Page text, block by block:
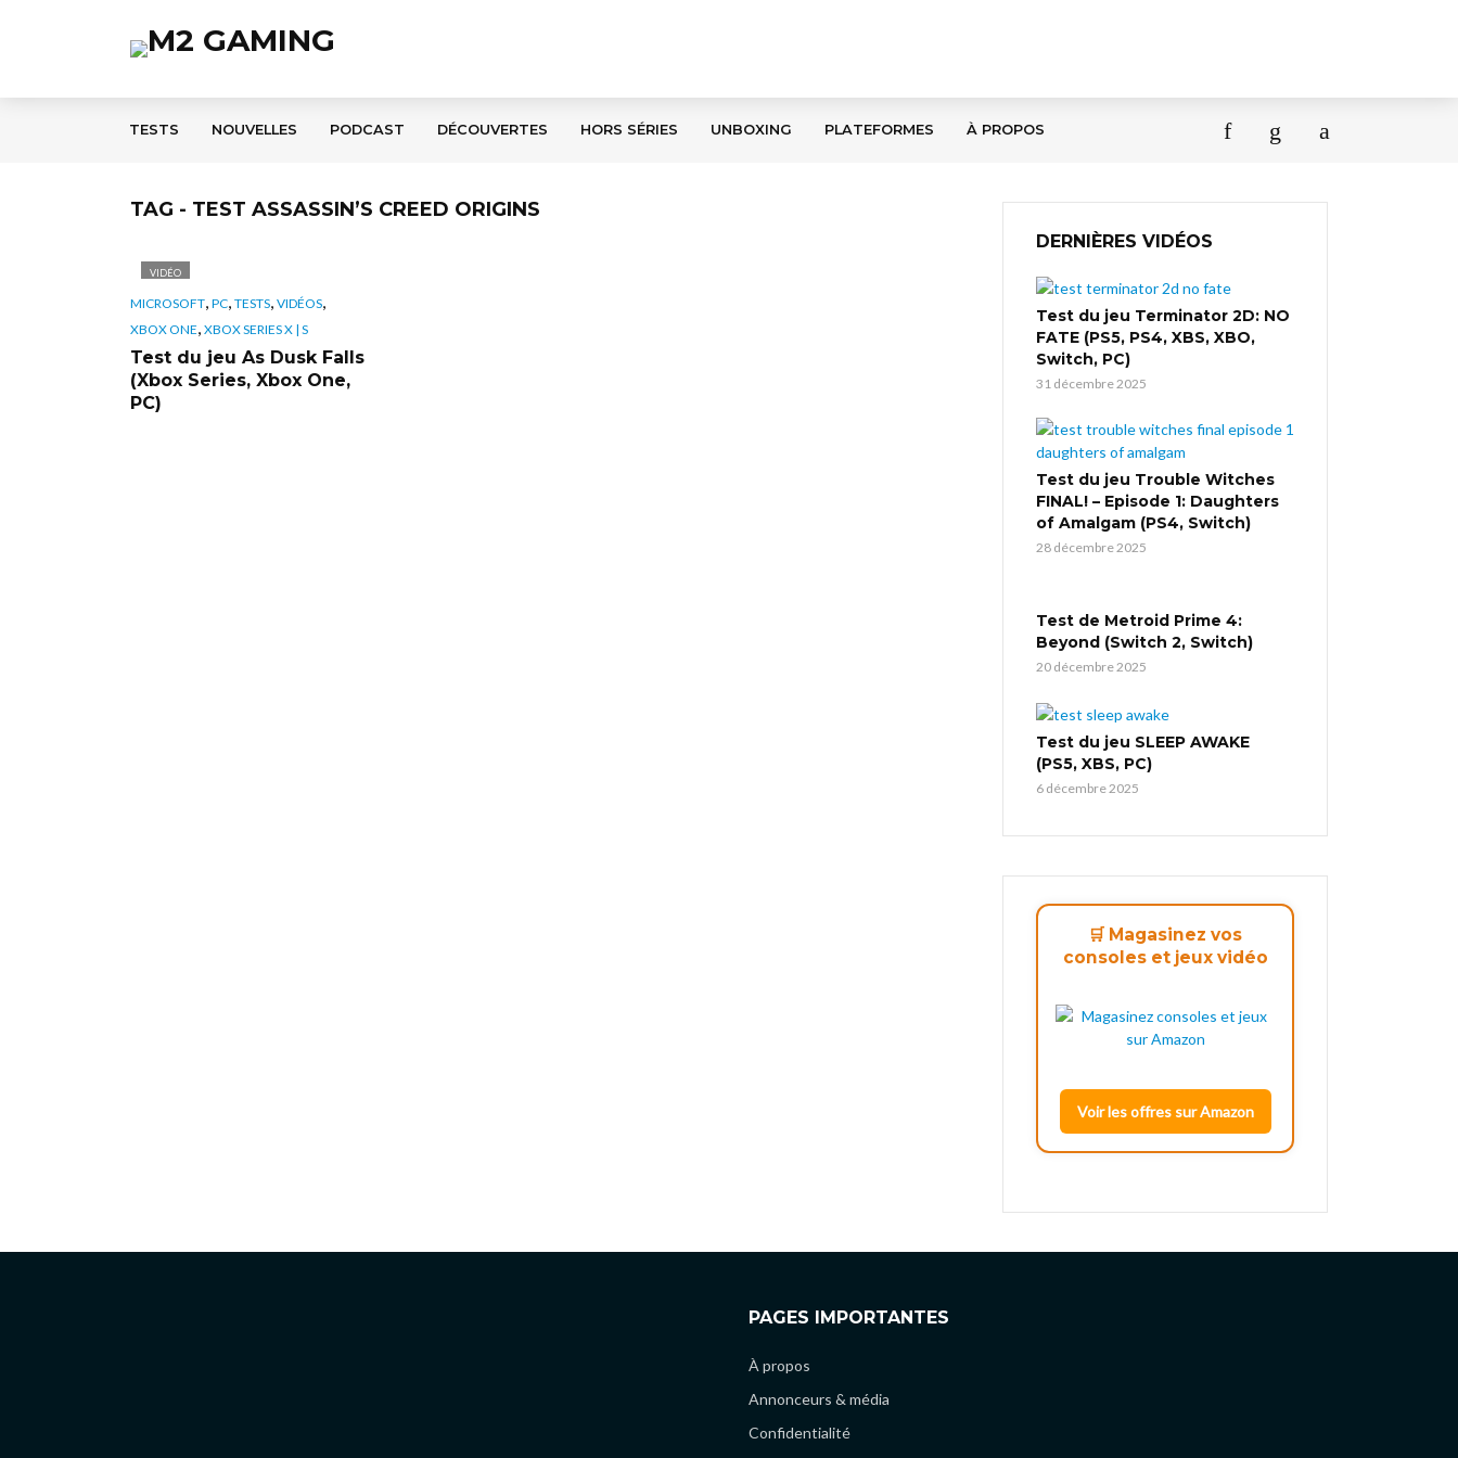
TESTS NOUVELLES PODCAST DÉCOUVERTES HORS SÉRIES UNBOXING PLATEFORMES À PROPOS
TAG - TEST ASSASSIN’S CREED ORIGINS
VIDÉO
MICROSOFT, PC, TESTS, VIDÉOS,
XBOX ONE, XBOX SERIES X | S
Test du jeu As Dusk Falls
(Xbox Series, Xbox One,
PC)
DERNIÈRES VIDÉOS
Test du jeu Terminator 2D: NO
FATE (PS5, PS4, XBS, XBO,
Switch, PC)
31 décembre 2025
Test du jeu Trouble Witches
FINAL! – Episode 1: Daughters
of Amalgam (PS4, Switch)
28 décembre 2025
Test de Metroid Prime 4:
Beyond (Switch 2, Switch)
20 décembre 2025
Test du jeu SLEEP AWAKE
(PS5, XBS, PC)
6 décembre 2025
🛒 Magasinez vos
consoles et jeux vidéo
Voir les offres sur Amazon
PAGES IMPORTANTES
À propos
Annonceurs & média
Confidentialité